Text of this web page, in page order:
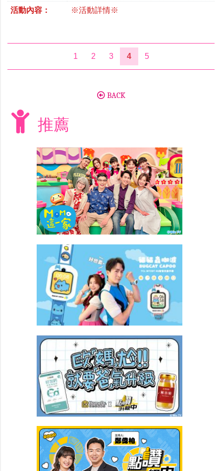
活動內容： ※活動詳情※
1 2 3 4 5
BACK
推薦